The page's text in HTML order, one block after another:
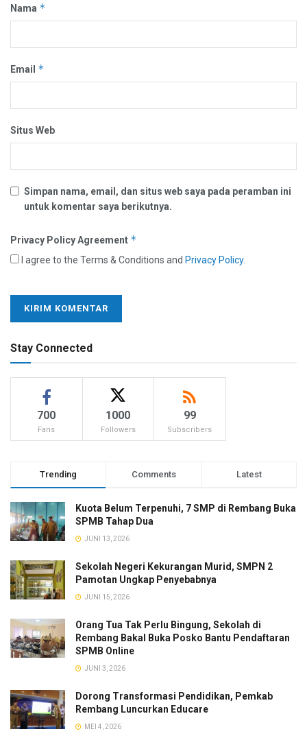
Nama *
Email *
Situs Web
Simpan nama, email, dan situs web saya pada peramban ini
untuk komentar saya berikutnya.
Privacy Policy Agreement *
I agree to the Terms & Conditions and Privacy Policy.
Stay Connected
700
Fans
1000
Followers
99
Subscribers
Trending Comments Latest
Kuota Belum Terpenuhi, 7 SMP di Rembang Buka
SPMB Tahap Dua
JUNI 13, 2026
Sekolah Negeri Kekurangan Murid, SMPN 2
Pamotan Ungkap Penyebabnya
JUNI 15, 2026
Orang Tua Tak Perlu Bingung, Sekolah di
Rembang Bakal Buka Posko Bantu Pendaftaran
SPMB Online
JUNI 3, 2026
Dorong Transformasi Pendidikan, Pemkab
Rembang Luncurkan Educare
MEI 4, 2026